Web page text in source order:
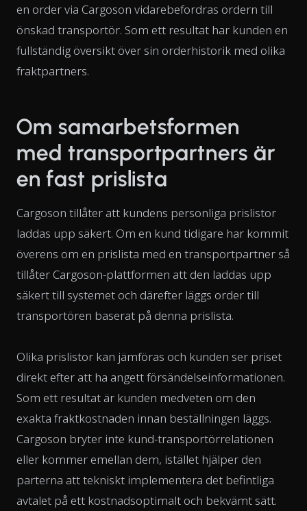
en order via Cargoson vidarebefordras ordern till
önskad transportör. Som ett resultat har kunden en
fullständig översikt över sin orderhistorik med olika
fraktpartners.
Om samarbetsformen
med transportpartners är
en fast prislista
Cargoson tillåter att kundens personliga prislistor
laddas upp säkert. Om en kund tidigare har kommit
överens om en prislista med en transportpartner så
tillåter Cargoson-plattformen att den laddas upp
säkert till systemet och därefter läggs order till
transportören baserat på denna prislista.
Olika prislistor kan jämföras och kunden ser priset
direkt efter att ha angett försändelseinformationen.
Som ett resultat är kunden medveten om den
exakta fraktkostnaden innan beställningen läggs.
Cargoson bryter inte kund-transportörrelationen
eller kommer emellan dem, istället hjälper den
parterna att tekniskt implementera det befintliga
avtalet på ett kostnadsoptimalt och bekvämt sätt.